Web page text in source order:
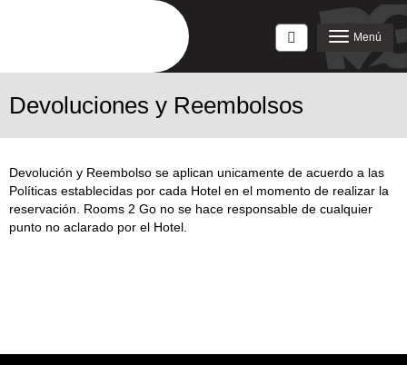
Acceso Menú
Devoluciones y Reembolsos
Devolución y Reembolso se aplican unicamente de acuerdo a las
Políticas establecidas por cada Hotel en el momento de realizar la
reservación. Rooms 2 Go no se hace responsable de cualquier
punto no aclarado por el Hotel.